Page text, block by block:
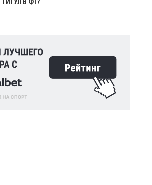
ТИТУЛ В Ф1?